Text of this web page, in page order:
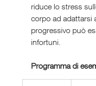
riduce lo stress
corpo ad adattarsi
progressivo può
infortuni.
Programma di